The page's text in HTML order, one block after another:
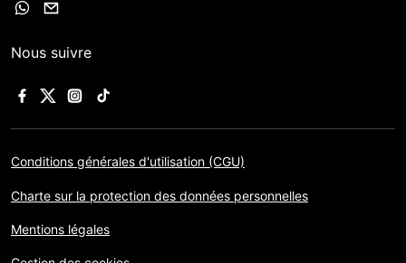
Nous suivre
Conditions générales d'utilisation (CGU)
Charte sur la protection des données personnelles
Mentions légales